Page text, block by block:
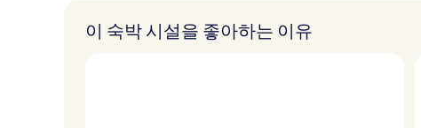
이 숙박 시설을 좋아하는 이유